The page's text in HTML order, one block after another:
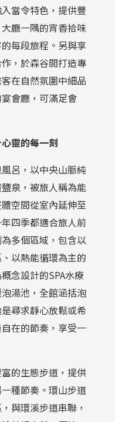
當令特色，提供豐
廳一隅的宵香拾味
每段旅程。另與享
，於森谷間打造專
在自然氛圍中細品
會廳，可滿足會
靈的每一刻
呂，以中央山脈純
泉，被旅人稱為能
空間從室內延伸至
四季都適合旅人前
多個區域，包含以
以熱能循環為主的
念設計的SPA水療
湯池，全館涵括泡
尋求靜心放鬆或希
在的節奏，享受一
的生態步道，提供
種節奏。環山步道
與環溪步道串聯，